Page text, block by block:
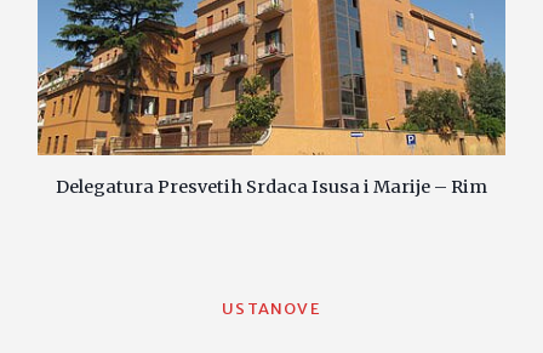
Delegatura Presvetih Srdaca Isusa i Marije – Rim
USTANOVE